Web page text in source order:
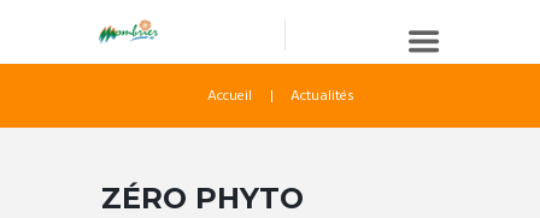
Accueil Actualités
ZÉRO PHYTO